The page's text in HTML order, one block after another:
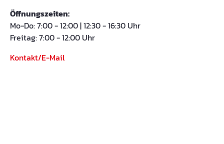
Öffnungszeiten:
Mo-Do: 7:00 - 12:00 | 12:30 - 16:30 Uhr
Freitag: 7:00 - 12:00 Uhr
Kontakt/E-Mail